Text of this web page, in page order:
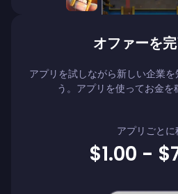
オファーを
アプリを試しながら新しい企業
う。アプリを使ってお金
アプリごとに
$1.00 -